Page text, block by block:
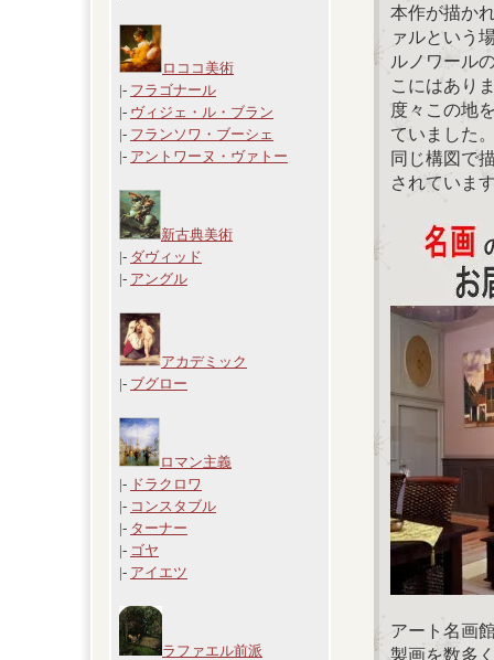
ロココ美術
|- フラゴナール
|- ヴィジェ・ル・ブラン
|- フランソワ・ブーシェ
|- アントワーヌ・ヴァトー
新古典美術
|- ダヴィッド
|- アングル
アカデミック
|- ブグロー
ロマン主義
|- ドラクロワ
|- コンスタブル
|- ターナー
|- ゴヤ
|- アイエツ
ラファエル前派
本作が描か
ァルという
ルノワール
こにはあり
度々この地
ていました
同じ構図で
されていま
アート名画
製画を数多